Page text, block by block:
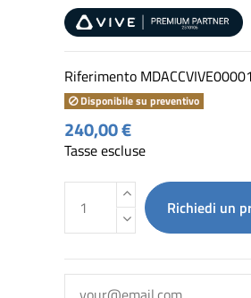
Riferimento
Disponibile su preventivo
240,00 €
Tasse escluse
Richiedi un